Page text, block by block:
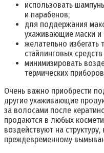
использовать
и парабенов;
для поддержания
ухаживающие маски и
желательно избегать
стайлинговых
минимизировать
термических
Очень важно приобрести
другие ухаживающие
за волосами после
продаются в любых
воздействуют на
преждевременному